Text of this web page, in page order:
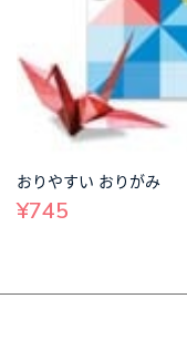
おりやすい おりがみ
¥745